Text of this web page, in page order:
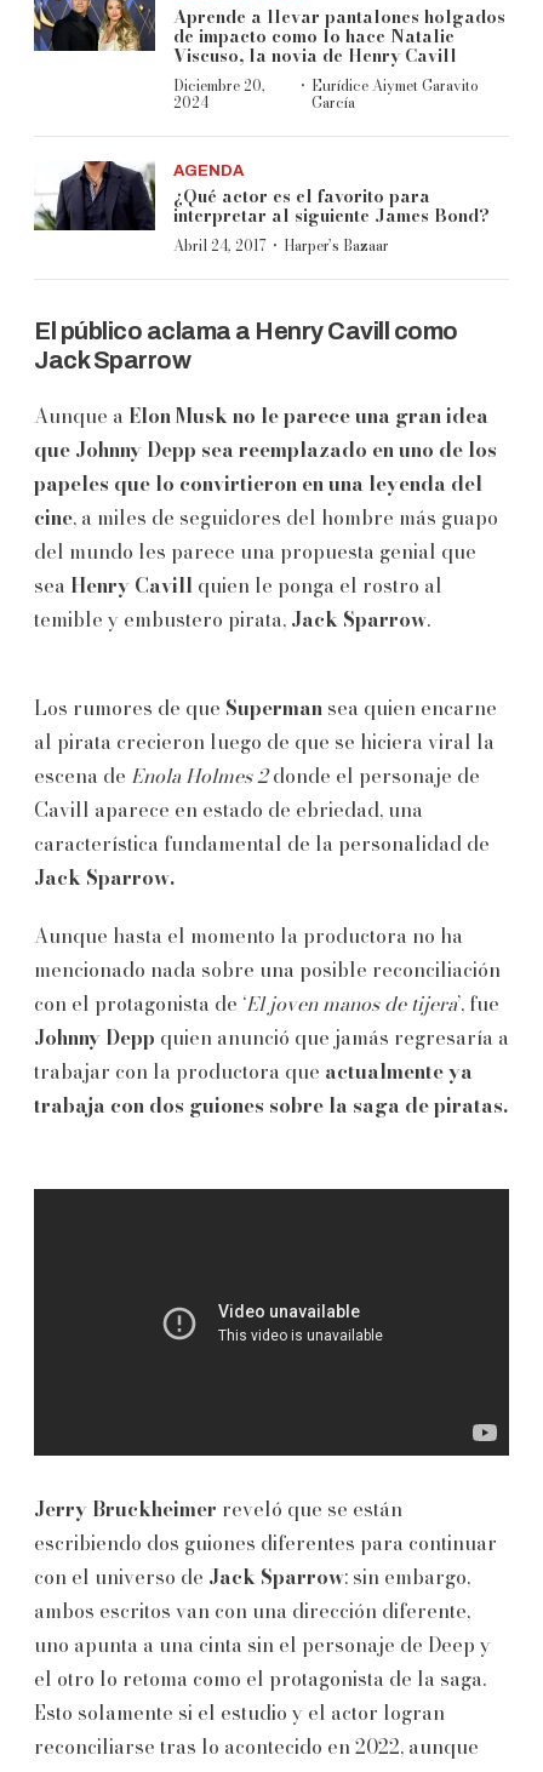
Aprende a llevar pantalones holgados
de impacto como lo hace Natalie
Viscuso, la novia de Henry Cavill
Diciembre 20,
2024 · Eurídice Aiymet Garavito
García
AGENDA
¿Qué actor es el favorito para
interpretar al siguiente James Bond?
Abril 24, 2017 · Harper’s Bazaar
El público aclama a Henry Cavill como
Jack Sparrow
Aunque a Elon Musk no le parece una gran idea
que Johnny Depp sea reemplazado en uno de los
papeles que lo convirtieron en una leyenda del
cine, a miles de seguidores del hombre más guapo
del mundo les parece una propuesta genial que
sea Henry Cavill quien le ponga el rostro al
temible y embustero pirata, Jack Sparrow.
Los rumores de que Superman sea quien encarne
al pirata crecieron luego de que se hiciera viral la
escena de Enola Holmes 2donde el personaje de
Cavill aparece en estado de ebriedad, una
característica fundamental de la personalidad de
Jack Sparrow.
Aunque hasta el momento la productora no ha
mencionado nada sobre una posible reconciliación
con el protagonista de ‘El joven manos de tijera’, fue
Johnny Depp quien anunció que jamás regresaría a
trabajar con la productora que actualmente ya
trabaja con dos guiones sobre la saga de piratas.
Jerry Bruckheimer reveló que se están
escribiendo dos guiones diferentes para continuar
con el universo de Jack Sparrow; sin embargo,
ambos escritos van con una dirección diferente,
uno apunta a una cinta sin el personaje de Deep y
el otro lo retoma como el protagonista de la saga.
Esto solamente si el estudio y el actor logran
reconciliarse tras lo acontecido en 2022, aunque